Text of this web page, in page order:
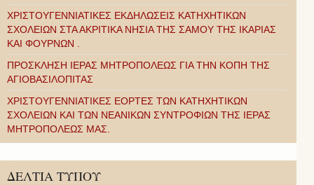
ΧΡΙΣΤΟΥΓΕΝΝΙΑΤΙΚΕΣ ΕΚΔΗΛΩΣΕΙΣ ΚΑΤΗΧΗΤΙΚΩΝ
ΣΧΟΛΕΙΩΝ ΣΤΑ ΑΚΡΙΤΙΚΑ ΝΗΣΙΑ ΤΗΣ ΣΑΜΟΥ ΤΗΣ ΙΚΑΡΙΑΣ
ΚΑΙ ΦΟΥΡΝΩΝ .
ΠΡΟΣΚΛΗΣΗ ΙΕΡΑΣ ΜΗΤΡΟΠΟΛΕΩΣ ΓΙΑ ΤΗΝ ΚΟΠΗ ΤΗΣ
ΑΓΙΟΒΑΣΙΛΟΠΙΤΑΣ
ΧΡΙΣΤΟΥΓΕΝΝΙΑΤΙΚΕΣ ΕΟΡΤΕΣ ΤΩΝ ΚΑΤΗΧΗΤΙΚΩΝ
ΣΧΟΛΕΙΩΝ ΚΑΙ ΤΩΝ ΝΕΑΝΙΚΩΝ ΣΥΝΤΡΟΦΙΩΝ ΤΗΣ ΙΕΡΑΣ
ΜΗΤΡΟΠΟΛΕΩΣ ΜΑΣ.
ΔΕΛΤΙΑ ΤΥΠΟΥ